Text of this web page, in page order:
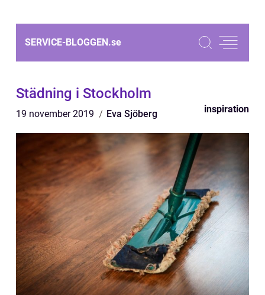
SERVICE-BLOGGEN.se
Städning i Stockholm
19 november 2019 Eva Sjöberg inspiration